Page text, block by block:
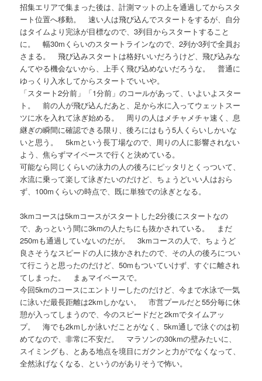
招集エリアで集まった後は、計測マットの上を通過してからスタ
ート位置へ移動。 速い人は飛び込んでスタートをするが、自分
はタイムより完泳が目標なので、3列目からスタートすること
に。 幅30mくらいのスタートラインなので、2列か3列で全員お
さまる。 飛び込みスタートは格好いいだろうけど、飛び込みな
んてやる機会ないから、上手く飛び込めないだろうな。 普通に
ゆっくり入水してからスタートでいいや。
「スタート2分前」「1分前」のコールがあって、いよいよスター
ト。 前の人が飛び込んだあと、足から水に入ってウェットスー
ツに水を入れて泳ぎ始める。 周りの人はメチャメチャ速く、息
継ぎの瞬間に確認できる限り、後ろにはもう5人くらいしかいな
いと思う。 5kmという長丁場なので、周りの人に影響されない
よう、焦らずマイペースで行くと決めている。
可能なら同じくらいの泳力の人の後ろにピッタリとくっついて、
水流に乗って楽して泳ぎたいのだけど、ちょうどいい人はおら
ず、100mくらいの時点で、既に単独での泳ぎとなる。
3kmコースは5kmコースがスタートした2分後にスタートなの
で、あっという間に3kmの人たちにも抜かされている。 まだ
250mも通過していないのだが。 3kmコースの人で、ちょうど
良さそうなスピードの人に抜かされたので、その人の後ろについ
て行こうと思ったのだけど、50mもついていけず、すぐに離され
てしまった。 まぁマイペースで。
今回5kmのコースにエントリーしたのだけど、今まで水泳で一気
に泳いだ最長距離は2kmしかない。 市営プールだと55分毎に休
憩が入ってしまうので、今のスピードだと2kmでタイムアッ
プ。 海でも2kmしか泳いだことがなく、5km通しで泳ぐのは初
めてなので、非常に不安だ。 マラソンの30kmの壁みたいに、
スイミングも、とある地点を境目にガクンと力がでなくなって、
全然泳げなくなる、というのがありそうで怖い。